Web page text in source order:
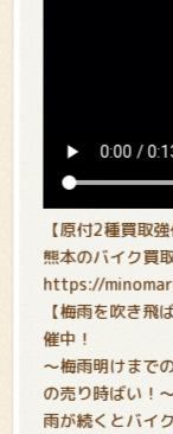
【原付2種買取
熊本のバイク買
https://
【梅雨を吹き飛
催中！
〜梅雨明けまで
の売り時ばい！
雨が続くとバイ